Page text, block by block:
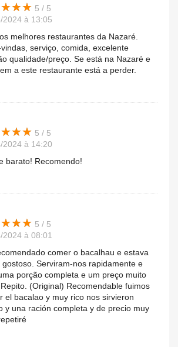
★★★
★★★ 5 / 5
2024 à 13:05
melhores restaurantes da Nazaré.
serviço, comida, excelente
qualidade/preço. Se está na Nazaré e
a este restaurante está a perder.
★★★
★★★ 5 / 5
2024 à 14:20
barato! Recomendo!
★★★
★★★ 5 / 5
2024 à 08:01
comer o bacalhau e estava
gostoso. Serviram-nos rapidamente e
porção completa e um preço muito
(Original) Recomendable fuimos
el bacalao y muy rico nos sirvieron
y una ración completa y de precio muy